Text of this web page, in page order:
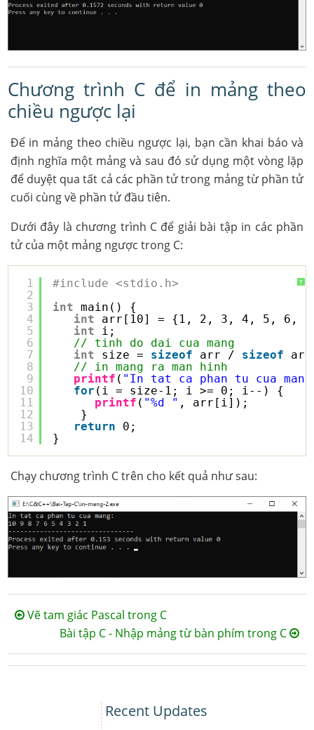
Chương trình C để in mảng theo
chiều ngược lại
Để in mảng theo chiều ngược lại, bạn cần khai báo và
định nghĩa một mảng và sau đó sử dụng một vòng lặp
để duyệt qua tất cả các phần tử trong mảng từ phần tử
cuối cùng về phần tử đầu tiên.
Dưới đây là chương trình C để giải bài tập in các phần
tử của một mảng ngược trong C:
?
1
2
3
4
5
6
7
8
9
10
11
12
13
14
#include <stdio.h>
int
main() {
int
arr[10] = {1, 2, 3, 4, 5, 6,
int
i;
// tinh do dai cua mang
int
size = sizeof arr / sizeof
// in mang ra man hinh
printf ( "In tat ca phan tu cua
for (i = size-1; i >= 0; i--) {
printf ( "%d " , arr[i]);
}
return
0;
}
Chạy chương trình C trên cho kết quả như sau:
Vẽ tam giác Pascal trong C
Bài tập C - Nhập mảng từ bàn phím trong C
Recent Updates